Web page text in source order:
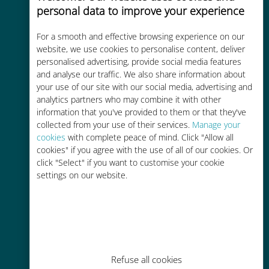
personal data to improve your experience
For a smooth and effective browsing experience on our
website, we use cookies to personalise content, deliver
personalised advertising, provide social media features
and analyse our traffic. We also share information about
your use of our site with our social media, advertising and
analytics partners who may combine it with other
information that you've provided to them or that they've
collected from your use of their services. Manage your
cookies with complete peace of mind. Click "Allow all
cookies" if you agree with the use of all of our cookies. Or
click "Select" if you want to customise your cookie
settings on our website.
Refuse all cookies
Kosteneffectief
Tot 90% goedkoper dan
roamingkosten bij je huidige
provider